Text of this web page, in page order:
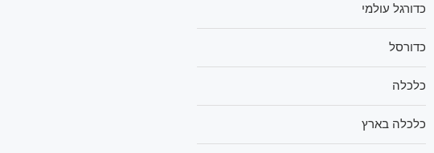
כדורגל עולמי
כדורסל
כלכלה
כלכלה בארץ